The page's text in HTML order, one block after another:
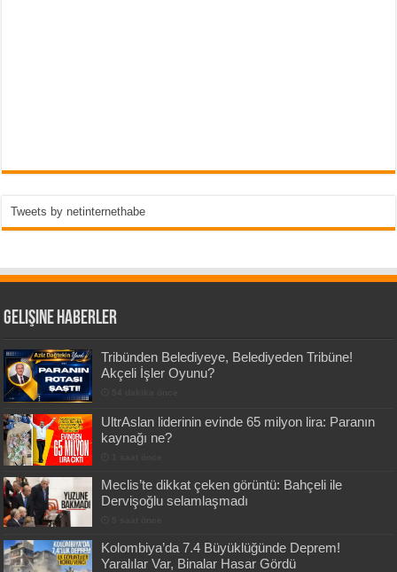
Tweets by netinternethabe
Gelişine Haberler
Tribünden Belediyeye, Belediyeden Tribüne!
Akçeli İşler Oyunu?
UltrAslan liderinin evinde 65 milyon lira: Paranın
kaynağı ne?
Meclis’te dikkat çeken görüntü: Bahçeli ile
Dervişoğlu selamlaşmadı
Kolombiya’da 7.4 Büyüklüğünde Deprem!
Yaralılar Var, Binalar Hasar Gördü